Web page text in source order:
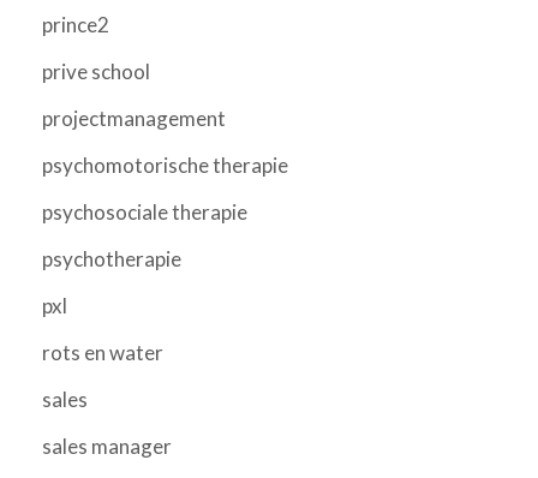
prince2
prive school
projectmanagement
psychomotorische therapie
psychosociale therapie
psychotherapie
pxl
rots en water
sales
sales manager